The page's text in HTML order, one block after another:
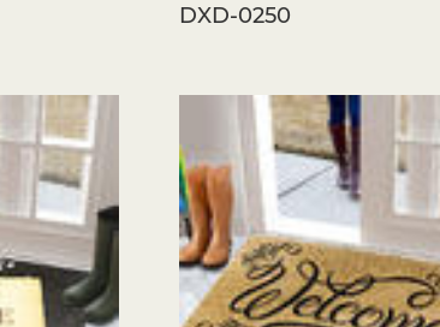
DXD-0250